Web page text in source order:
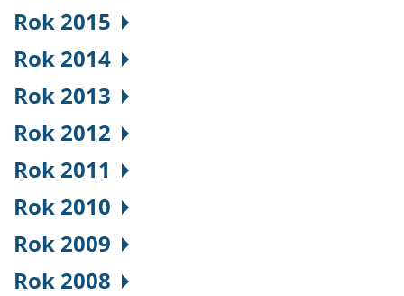
Rok 2015
Rok 2014
Rok 2013
Rok 2012
Rok 2011
Rok 2010
Rok 2009
Rok 2008